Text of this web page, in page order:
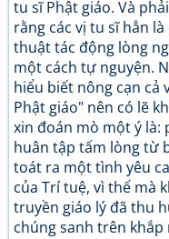
tu sĩ Phật giáo. Và
rằng các vị tu sĩ hẳn
thuật tác động lòng
một cách tự nguyện.
hiểu biết nông cạn cả
Phật giáo" nên có lẽ
xin đoán mò một ý là:
huân tập tấm lòng từ
toát ra một tình yêu
của Trí tuệ, vì thế mà
truyền giáo lý đã thu
chúng sanh trên